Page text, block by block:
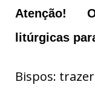
Atenção!
litúrgicas
Bispos: